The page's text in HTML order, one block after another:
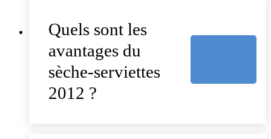
Quels sont les
avantages du
sèche-serviettes
2012 ?